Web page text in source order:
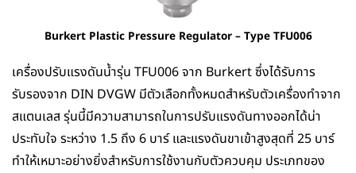
Burkert Plastic Pressure Regulator – Type TFU006
เครื่องปรับแรงดันน้ำรุ่น TFU006 จาก Burkert ซึ่งได้รับการ
รับรองจาก DIN DVGW มีตัวเลือกทั้งหมดสำหรับตัวเครื่องทำจาก
สแตนเลส รุ่นนี้มีความสามารถในการปรับแรงดันทางออกได้น่า
ประทับใจ ระหว่าง 1.5 ถึง 6 บาร์ และแรงดันขาเข้าสูงสุดที่ 25 บาร์
ทำให้เหมาะอย่างยิ่งสำหรับการใช้งานกับตัวควบคุม ประเภทของ